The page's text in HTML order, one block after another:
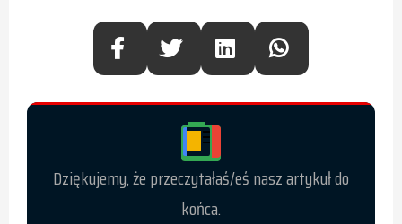
Dziękujemy, że przeczytałaś/eś nasz artykuł do
końca.